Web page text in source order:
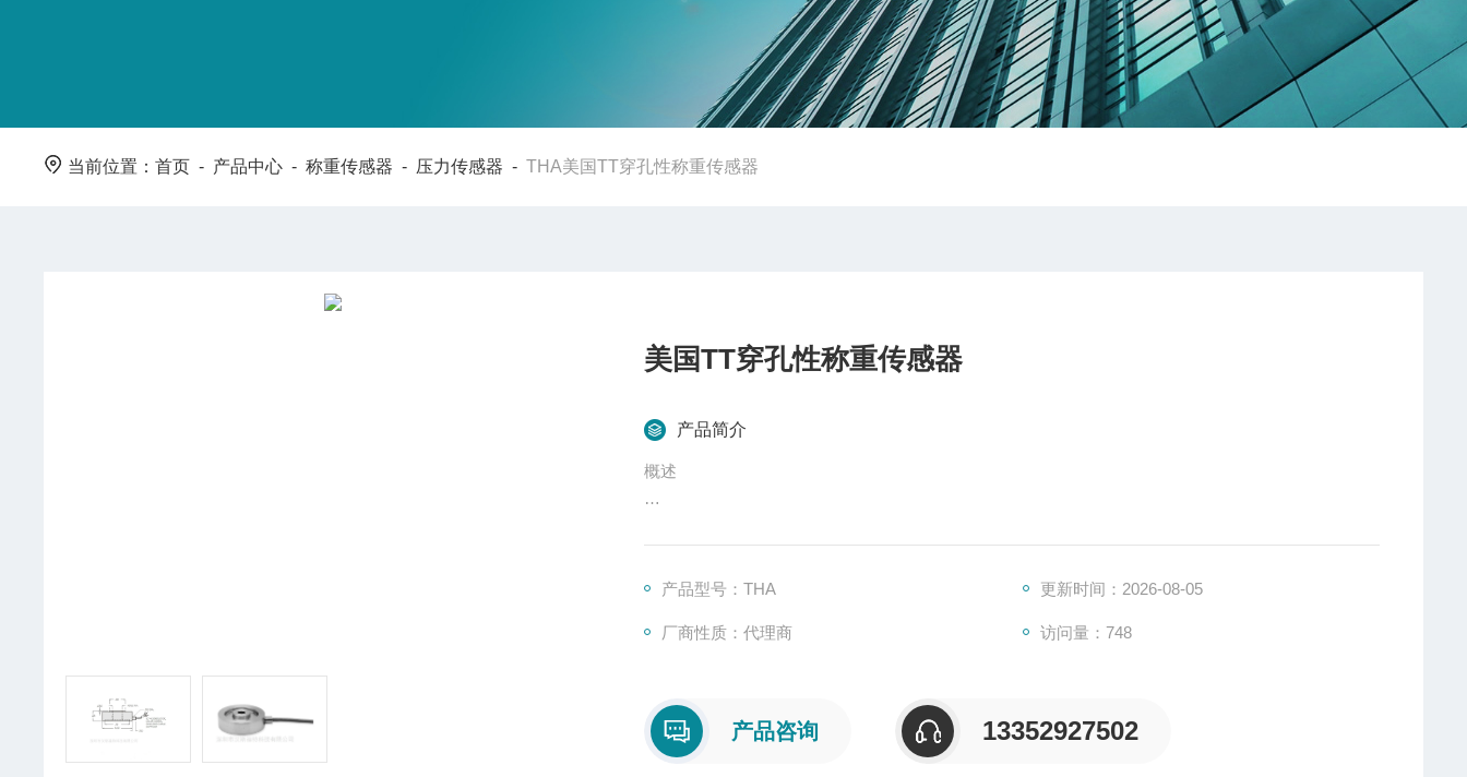
当前位置：首页 - 产品中心 -称重传感器 - 压力传感器 -THA美国TT穿孔性称重传感器
美国TT穿孔性称重传感器
产品简介
概述
THA传感器为热处理17-4ph不锈钢尺寸，传感元件集成应变计，高超的密封工艺保持传感器应对绝大
产品型号：THA 更新时间：2026-08-05
厂商性质：代理商 访问量：748
产品咨询 13352927502